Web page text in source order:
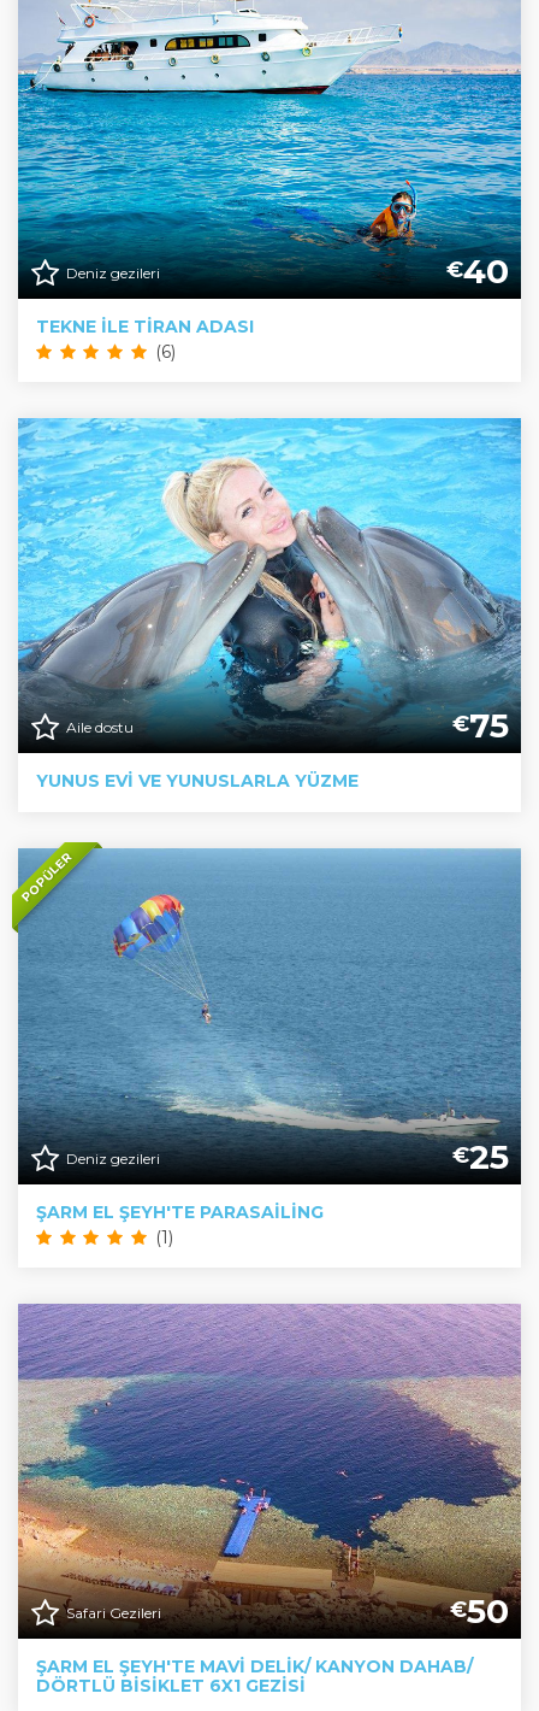
Deniz gezileri €40
TEKNE ILE TIRAN ADASI
(6)
Aile dostu €75
YUNUS EVİ VE YUNUSLARLA YÜZME
POPÜLER
Deniz gezileri €25
ŞARM EL ŞEYH'TE PARASAILING
(1)
Safari Gezileri €50
ŞARM EL ŞEYH'TE MAVI DELIK/ KANYON DAHAB/
DÖRTLÜ BISIKLET 6X1 GEZISI